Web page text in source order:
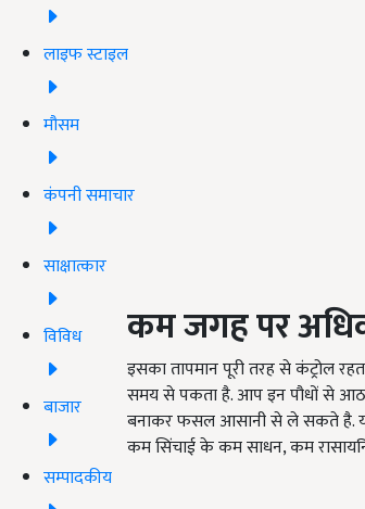
लाइफ स्टाइल
मौसम
कंपनी समाचार
साक्षात्कार
विविध
बाजार
सम्पादकीय
कम जगह पर
इसका तापमान पूरी तरह से कंट्रोल
समय से पकता है. आप इन पौधों से
बनाकर फसल आसानी से ले सकते है. यह
कम सिंचाई के कम साधन, कम